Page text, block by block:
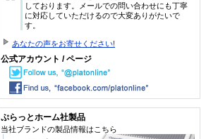
しております。メールでの問い合わせにも丁寧
に対応していただけるので大変ありがたいで
す。
あなたの声をお寄せください!
公式アカウント / ページ
ぷらっとホーム社製品
当社ブランドの製品情報はこちら